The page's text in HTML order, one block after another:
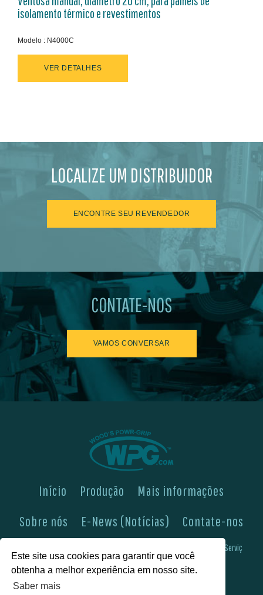
Este site usa cookies para garantir que você
obtenha a melhor experiência em nosso site.
Saber mais
isolamento térmico e revestimentos
Modelo : N4000C
VER DETALHES
LOCALIZE UM DISTRIBUIDOR
ENCONTRE SEU REVENDEDOR
CONTATE-NOS
VAMOS CONVERSAR
Início Produção
Mais informações
Sobre nós
E-News (Notícias) Contate-nos
Boletins de Serviç
FAQs (Perguntas Frequentes) Política de Privacidade